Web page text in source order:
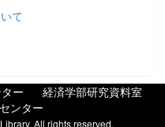
て
ー
経済学部研究資料室
ンター
All rights reserved.